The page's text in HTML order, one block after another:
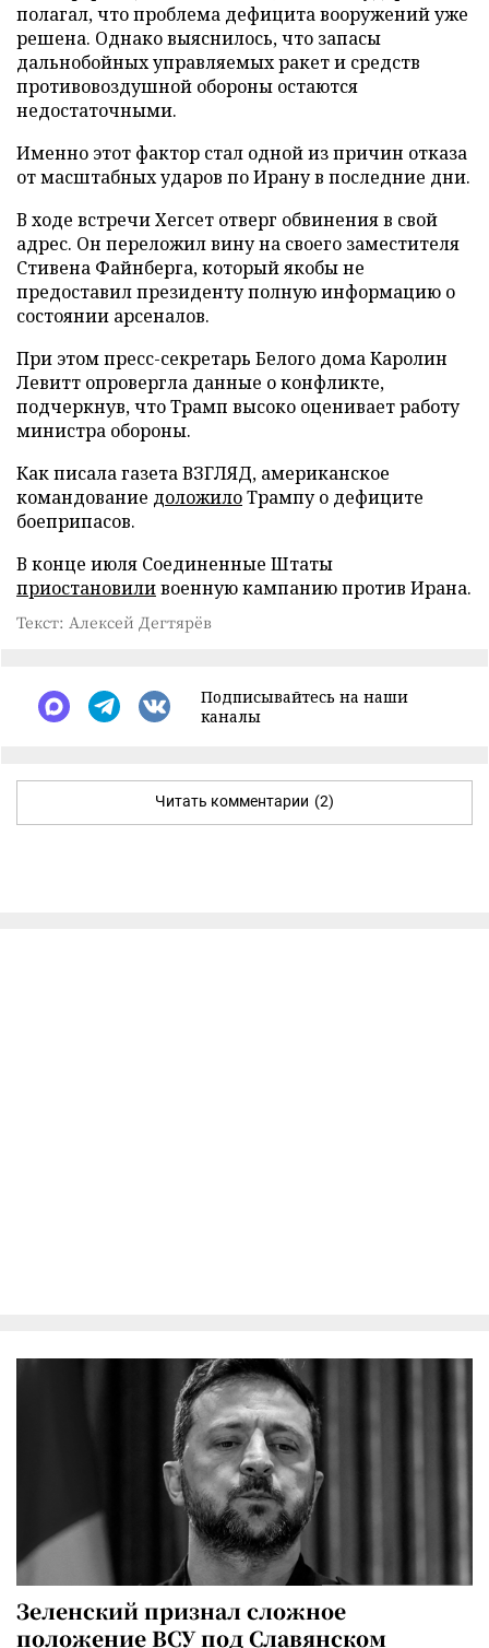
полагал, что проблема дефицита вооружений уже
решена. Однако выяснилось, что запасы
дальнобойных управляемых ракет и средств
противовоздушной обороны остаются
недостаточными.
Именно этот фактор стал одной из причин отказа
от масштабных ударов по Ирану в последние дни.
В ходе встречи Хегсет отверг обвинения в свой
адрес. Он переложил вину на своего заместителя
Стивена Файнберга, который якобы не
предоставил президенту полную информацию о
состоянии арсеналов.
При этом пресс-секретарь Белого дома Каролин
Левитт опровергла данные о конфликте,
подчеркнув, что Трамп высоко оценивает работу
министра обороны.
Как писала газета ВЗГЛЯД, американское
командование доложилоТрампу о дефиците
боеприпасов.
В конце июля Соединенные Штаты
приостановиливоенную кампанию против Ирана.
Текст: Алексей Дегтярёв
Подписывайтесь на наши
каналы
Читать комментарии (2)
Зеленский признал сложное
положение ВСУ под Славянском